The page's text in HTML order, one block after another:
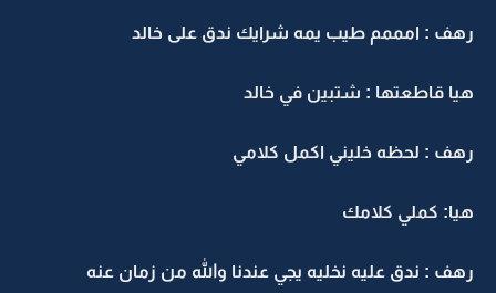
رهف : امممم طيب يمه شرايك ندق على خالد
هيا قاطعتها : شتبين في خالد
رهف : لحظه خليني اكمل كلامي
هيا: كملي كلامك
رهف : ندق عليه نخليه يجي عندنا والله من زمان عنه